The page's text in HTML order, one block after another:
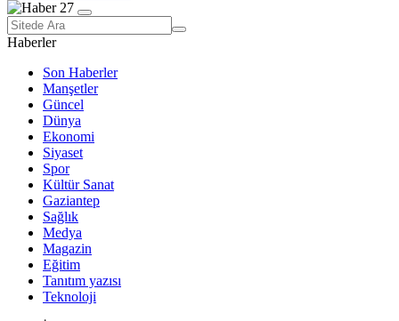
Haberler
Son Haberler
Manşetler
Güncel
Dünya
Ekonomi
Siyaset
Spor
Kültür Sanat
Gaziantep
Sağlık
Medya
Magazin
Eğitim
Tanıtım yazısı
Teknoloji